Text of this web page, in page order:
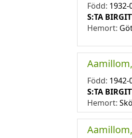
Född: 1932-
S:TA
Hemort:
Född: 1942-
S:TA
Hemort: